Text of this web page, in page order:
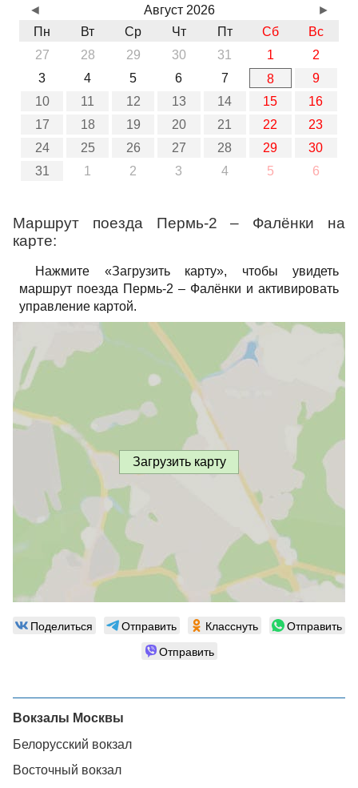
Август 2026
Пн
Вт Ср Чт Пт Сб
Вс
27
28 29 30 31 1
2
3
4 5 6 7 8
9
10
11 12 13 14 15
16
17
18 19 20 21 22
23
24
25 26 27 28 29
30
31
1 2 3 4 5 6
◄ ►
Маршрут поезда Пермь-2 – Фалёнки на
карте:
Нажмите «Загрузить карту», чтобы увидеть
маршрут поезда Пермь-2 – Фалёнки и активировать
управление картой.
Загрузить карту
Поделиться Отправить Класснуть
Отправить
Отправить
Вокзалы Москвы
Белорусский вокзал
Восточный вокзал